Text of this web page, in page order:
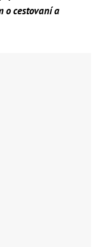
o cestovaní a